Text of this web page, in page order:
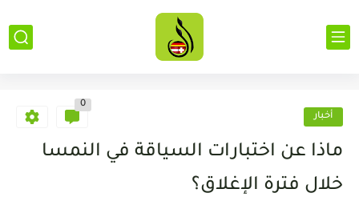
أخبار
0
ماذا عن اختبارات السياقة في النمسا
خلال فترة الإغلاق؟